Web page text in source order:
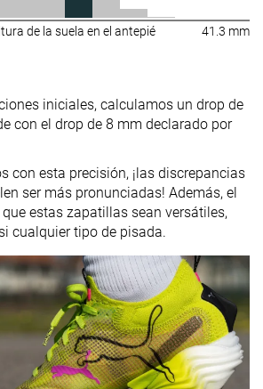
de la suela en el antepié 41.3 mm
iniciales, calculamos un drop de
con el drop de 8 mm declarado por
con esta precisión, ¡las discrepancias
ser más pronunciadas! Además, el
estas zapatillas sean versátiles,
cualquier tipo de pisada.